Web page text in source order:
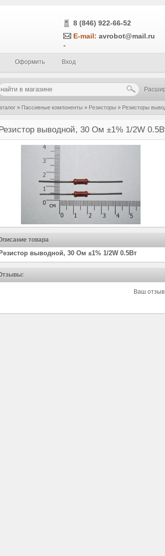
8 (846) 922-66-52
E-mail: avrobot@mail.ru
-
Оформить Вход
» Пассивные компоненты » Резисторы » Резисторы
выводной, 30 Ом ±1% 1/2W
товара
Резистор выводной, 30 Ом ±1% 1/2W 0.5Вт
Ваш